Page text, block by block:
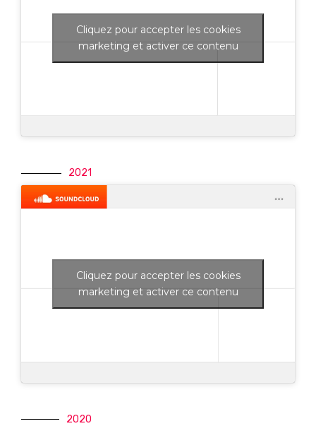
Cliquez pour accepter les cookies
marketing et activer ce contenu
2021
Cliquez pour accepter les cookies
marketing et activer ce contenu
2020